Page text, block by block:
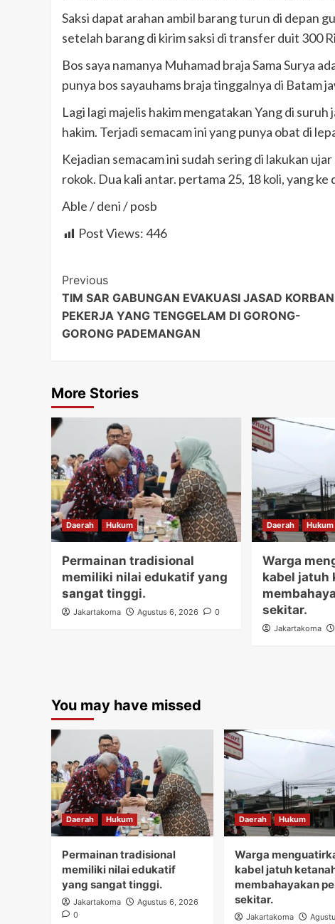
Saksi dapat arahan ambil barang turun di depan
setelah barang di kirim saksi di transfer duit 300
Bos saya namanya Muhamad braja Sama Surya
punya bos sayauhams braja tinggalnya di Batam
Lagi lagi majelis hakim mengatakan Yang di
hakim. Terjadi semacam ini yang punya obat di
Kejadian semacam ini sudah sering di lakukan
rokok. Dua kali antar. pertama 25, 18 koli, yang ke
Able / deni / posb
Post Views:446
Post
Navigation
Previous
TIM SAR GABUNGAN EVAKUASI JASAD KORBAN
PEKERJA YANG TENGGELAM DI GORONG-
GORONG PADEMANGAN
More Stories
Daerah Hukum
Permainan tradisional
memiliki nilai edukatif yang
sangat tinggi.
Jakartakoma Agustus 6, 2026 0
Daerah Hukum
Warga
kabel jatuh
sekitar.
Jakartakoma
You may have missed
Daerah Hukum
Permainan tradisional
memiliki nilai edukatif
yang sangat tinggi.
Jakartakoma
Agustus 6, 2026
0
Daerah Hukum
Warga
kabel jatuh
membahayakan
sekitar.
Jakartakoma